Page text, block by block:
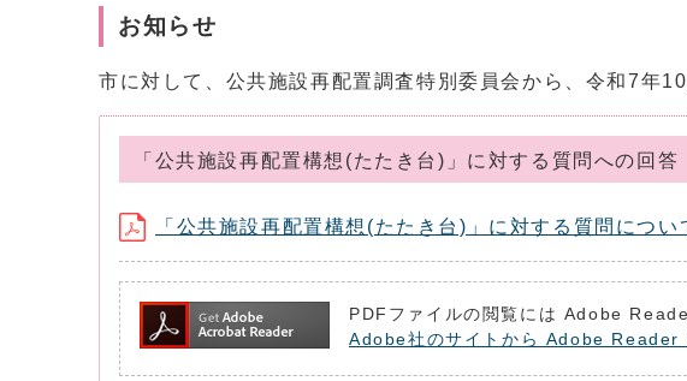
お知らせ
市に対して、公共施設再配置調査特別委員会から、令和7年
「公共施設再配置構想(たたき台)」に対する質問への回答
「公共施設再配置構想(たたき台)」に対する質問につ
PDFファイルの閲覧には Adobe
Adobe社のサイトから Adobe Reader